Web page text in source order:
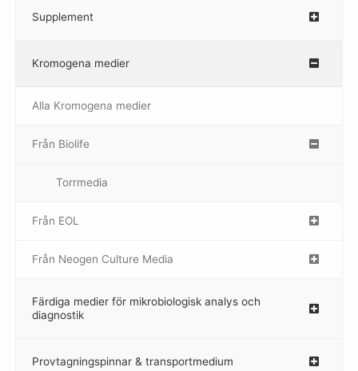
Supplement
–
Kromogena medier
–
Alla Kromogena medier
Från Biolife
–
Torrmedia
–
Från EOL
–
Från Neogen Culture Media
–
Färdiga medier för mikrobiologisk analys och
diagnostik
Provtagningspinnar & transportmedium
–